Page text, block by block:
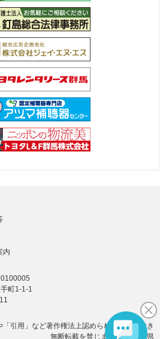
内
町1-1-1
「引用」など著作権法上認められた場合を除き
無断転載を禁じます。(C)群馬県